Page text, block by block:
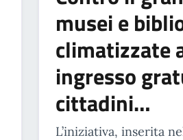
musei e
climatizzate
ingresso
cittadini…
L’iniziativa, inserita